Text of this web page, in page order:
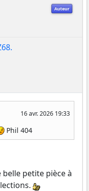
Auteur
16 avr. 2026 19:33
Phil 404
petite pièce à